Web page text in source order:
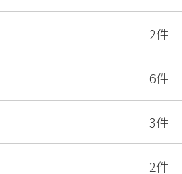
2件
6件
3件
2件